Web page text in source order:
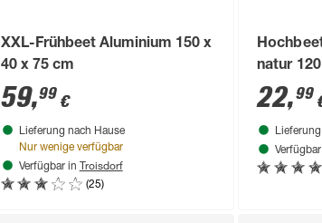
XXL-Frühbeet Aluminium 150 x
40 x 75 cm
59,99€
Lieferung nach Hause
Nur wenige verfügbar
Verfügbar in Troisdorf
(25)
natur
22,99